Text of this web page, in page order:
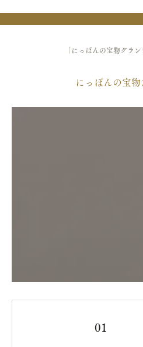
「にっぽんの宝物グラ
にっぽんの宝物
01